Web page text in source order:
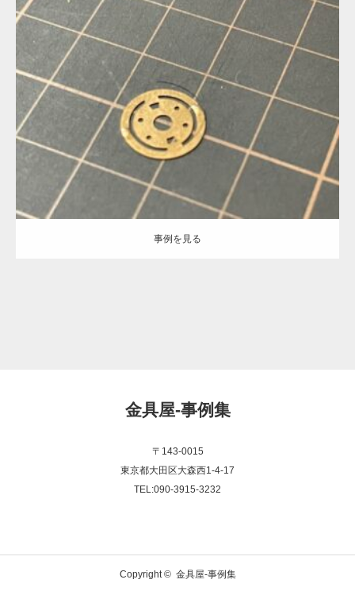
Category: 特殊 半導体部品 機械部品 微細加工 板金加工
事例を見る
事例を見る
金具屋-事例集
〒143-0015
東京都大田区大森西1-4-17
TEL:090-3915-3232
Copyright © 金具屋-事例集